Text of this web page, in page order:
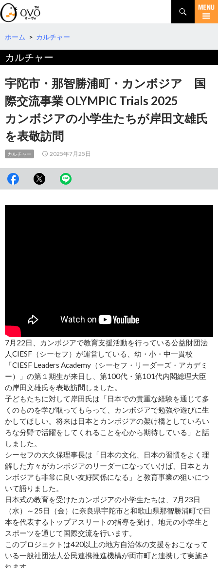
検
索
コ
テ
ツ
へ
移
ホーム > カルチャー
カルチャー
宇陀市・那智勝浦町・カンボジア 国
際交流事業 OLYMPIC Trials 2025
カンボジアの小学生たちが岸田文雄氏
を表敬訪問
カルチャー 2025年7月25日
7月22日、カンボジアで教育支援活動を行っている公益財団法
人CIESF（シーセフ）が運営している、幼・小・中一貫校
「CIESF Leaders Academy（シーセフ・リーダーズ・アカデミ
ー）」の第１期生が来日し、第100代・第101代内閣総理大臣
の岸田文雄氏を表敬訪問しました。
子どもたちに対して岸田氏は「日本での貴重な経験を通じて多
くのものを学び取ってもらって、カンボジアで勉強や遊びに生
かしてほしい。将来は日本とカンボジアの架け橋としていろい
ろな分野で活躍をしてくれることを心から期待している」と話
しました。
シーセフの大久保理事長は「日本の文化、日本の習慣をよく理
解した方々がカンボジアのリーダーになっていけば、日本とカ
ンボジアも非常に良い友好関係になる」と教育事業の狙いにつ
いて語りました。
日本式の教育を受けたカンボジアの小学生たちは、7月23日
（水）～25日（金）に奈良県宇陀市と和歌山県那智勝浦町で日
本を代表するトップアスリートの指導を受け、地元の小学生と
スポーツを通じて国際交流を行います。
このプロジェクトは420以上の地方自治体の支援をおこなって
いる一般社団法人公民連携推進機構が両市町と連携して実施さ